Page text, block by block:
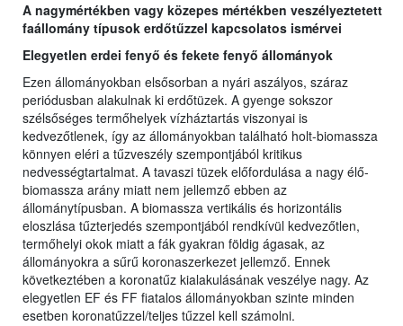
A nagymértékben vagy közepes mértékben veszélyeztetett
faállomány típusok erdőtűzzel kapcsolatos ismérvei
Elegyetlen erdei fenyő és fekete fenyő állományok
Ezen állományokban elsősorban a nyári aszályos, száraz
periódusban alakulnak ki erdőtüzek. A gyenge sokszor
szélsőséges termőhelyek vízháztartás viszonyai is
kedvezőtlenek, így az állományokban található holt-biomassza
könnyen eléri a tűzveszély szempontjából kritikus
nedvességtartalmat. A tavaszi tüzek előfordulása a nagy élő-
biomassza arány miatt nem jellemző ebben az
állománytípusban. A biomassza vertikális és horizontális
eloszlása tűzterjedés szempontjából rendkívül kedvezőtlen,
termőhelyi okok miatt a fák gyakran földig ágasak, az
állományokra a sűrű koronaszerkezet jellemző. Ennek
következtében a koronatűz kialakulásának veszélye nagy. Az
elegyetlen EF és FF fiatalos állományokban szinte minden
esetben koronatűzzel/teljes tűzzel kell számolni.